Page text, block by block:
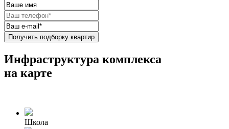
Получить подборку квартир
Инфраструктура комплекса
на карте
Школа